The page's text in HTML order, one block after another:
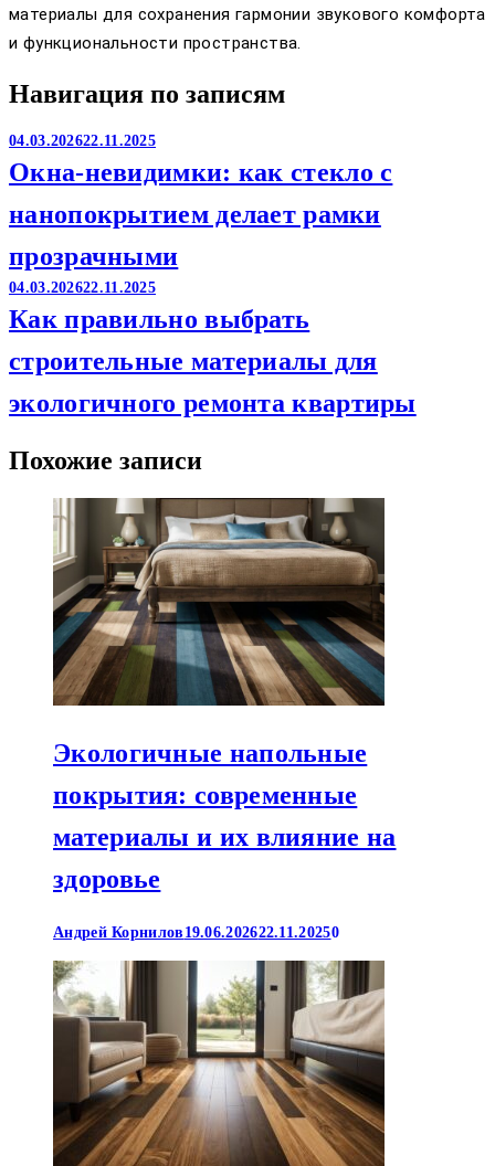
материалы для сохранения гармонии звукового комфорта
и функциональности пространства.
Навигация по записям
04.03.202622.11.2025
Окна-невидимки: как стекло с
нанопокрытием делает рамки
прозрачными
04.03.202622.11.2025
Как правильно выбрать
строительные материалы для
экологичного ремонта квартиры
Похожие записи
Экологичные напольные
покрытия: современные
материалы и их влияние на
здоровье
Андрей Корнилов 19.06.202622.11.20250